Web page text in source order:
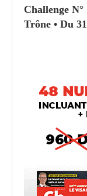
Challenge
Trône • Du